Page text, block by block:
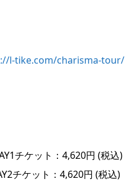
l-tike.com/charisma-tour/
チケット：4,620円 (税込)
チケット：4,620円 (税込)